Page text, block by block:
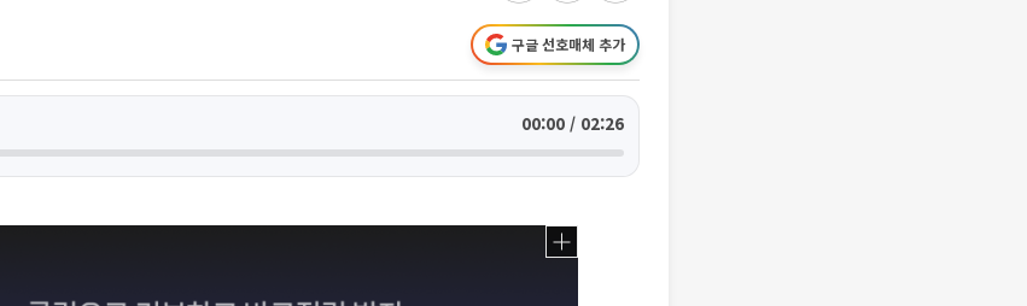
구글 선호매체 추가
00:00 / 02:26